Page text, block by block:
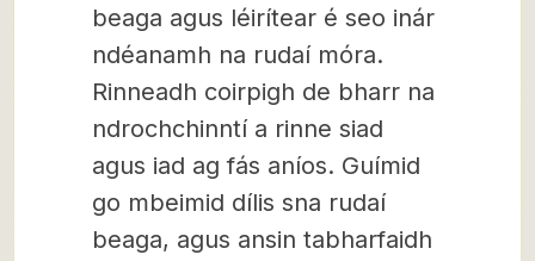
beaga agus léirítear é seo inár
ndéanamh na rudaí móra.
Rinneadh coirpigh de bharr na
ndrochchinntí a rinne siad
agus iad ag fás aníos. Guímid
go mbeimid dílis sna rudaí
beaga, agus ansin tabharfaidh